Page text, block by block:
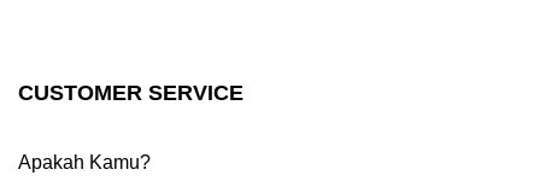
CUSTOMER SERVICE
Apakah Kamu?